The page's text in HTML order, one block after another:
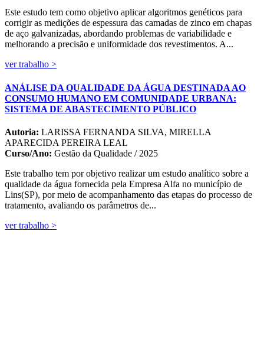
Este estudo tem como objetivo aplicar algoritmos genéticos para
corrigir as medições de espessura das camadas de zinco em chapas
de aço galvanizadas, abordando problemas de variabilidade e
melhorando a precisão e uniformidade dos revestimentos. A...
ver trabalho >
ANÁLISE DA QUALIDADE DA ÁGUA DESTINADA AO
CONSUMO HUMANO EM COMUNIDADE URBANA:
SISTEMA DE ABASTECIMENTO PÚBLICO
Autoria: LARISSA FERNANDA SILVA, MIRELLA
APARECIDA PEREIRA LEAL
Curso/Ano: Gestão da Qualidade / 2025
Este trabalho tem por objetivo realizar um estudo analítico sobre a
qualidade da água fornecida pela Empresa Alfa no município de
Lins(SP), por meio de acompanhamento das etapas do processo de
tratamento, avaliando os parâmetros de...
ver trabalho >